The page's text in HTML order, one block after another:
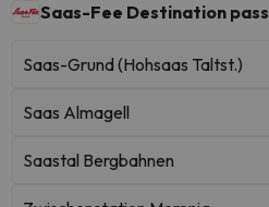
Saas-Fee Destination pass
Saas-Grund (Hohsaas Taltst.)
Saas Almagell
Saastal Bergbahnen